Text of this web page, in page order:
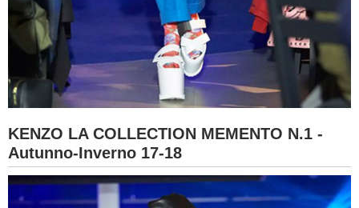
KENZO LA COLLECTION MEMENTO N.1 -
Autunno-Inverno 17-18